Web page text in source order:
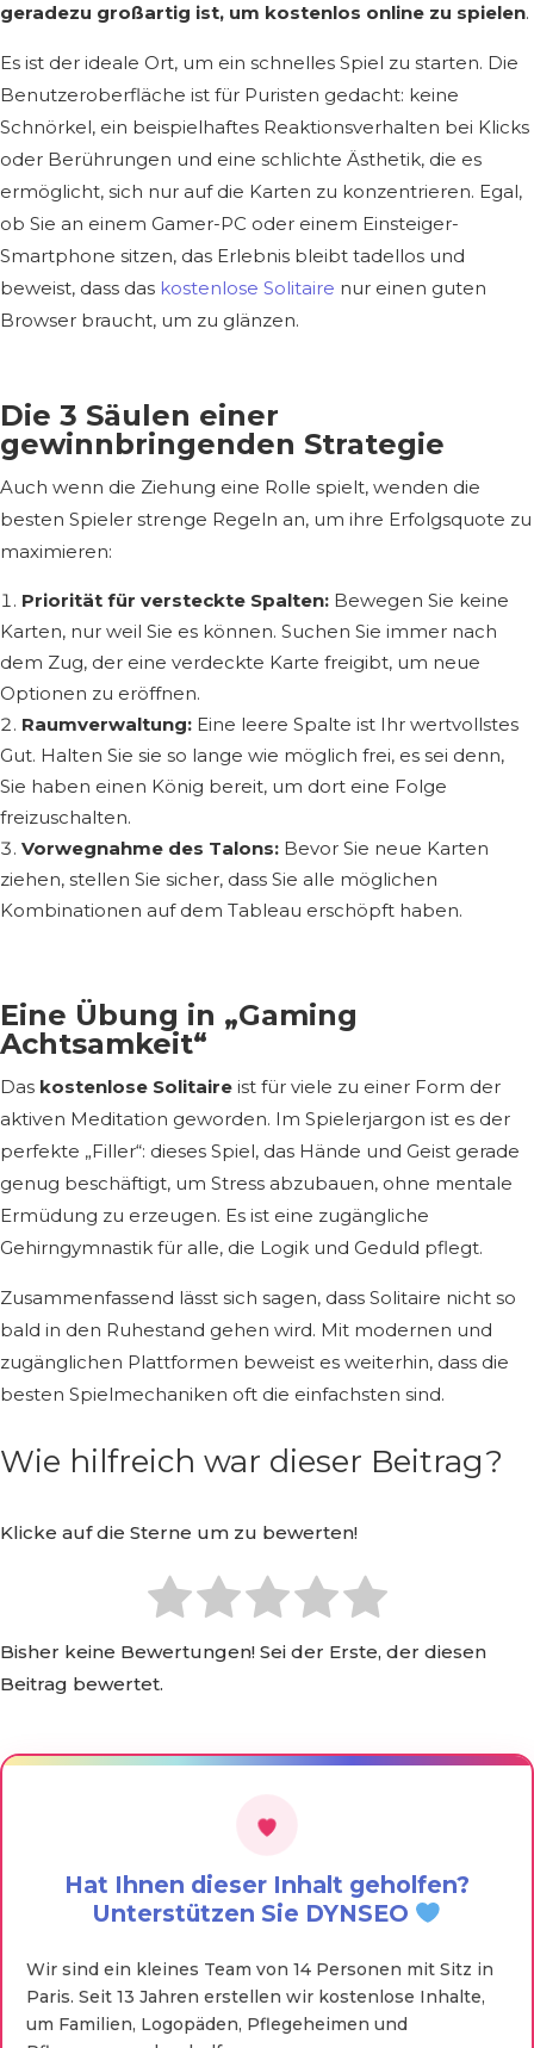
geradezu großartig ist, um kostenlos online zu spielen.
Es ist der ideale Ort, um ein schnelles Spiel zu starten. Die
Benutzeroberfläche ist für Puristen gedacht: keine
Schnörkel, ein beispielhaftes Reaktionsverhalten bei Klicks
oder Berührungen und eine schlichte Ästhetik, die es
ermöglicht, sich nur auf die Karten zu konzentrieren. Egal,
ob Sie an einem Gamer-PC oder einem Einsteiger-
Smartphone sitzen, das Erlebnis bleibt tadellos und
beweist, dass das kostenlose Solitaire nur einen guten
Browser braucht, um zu glänzen.
Die 3 Säulen einer
gewinnbringenden Strategie
Auch wenn die Ziehung eine Rolle spielt, wenden die
besten Spieler strenge Regeln an, um ihre Erfolgsquote zu
maximieren:
Priorität für versteckte Spalten: Bewegen Sie keine
Karten, nur weil Sie es können. Suchen Sie immer nach
dem Zug, der eine verdeckte Karte freigibt, um neue
Optionen zu eröffnen.
Raumverwaltung: Eine leere Spalte ist Ihr wertvollstes
Gut. Halten Sie sie so lange wie möglich frei, es sei denn,
Sie haben einen König bereit, um dort eine Folge
freizuschalten.
Vorwegnahme des Talons: Bevor Sie neue Karten
ziehen, stellen Sie sicher, dass Sie alle möglichen
Kombinationen auf dem Tableau erschöpft haben.
Eine Übung in „Gaming
Achtsamkeit“
Das kostenlose Solitaire ist für viele zu einer Form der
aktiven Meditation geworden. Im Spielerjargon ist es der
perfekte „Filler“: dieses Spiel, das Hände und Geist gerade
genug beschäftigt, um Stress abzubauen, ohne mentale
Ermüdung zu erzeugen. Es ist eine zugängliche
Gehirngymnastik für alle, die Logik und Geduld pflegt.
Zusammenfassend lässt sich sagen, dass Solitaire nicht so
bald in den Ruhestand gehen wird. Mit modernen und
zugänglichen Plattformen beweist es weiterhin, dass die
besten Spielmechaniken oft die einfachsten sind.
Wie hilfreich war dieser Beitrag?
Klicke auf die Sterne um zu bewerten!
Bisher keine Bewertungen! Sei der Erste, der diesen
Beitrag bewertet.
Hat Ihnen dieser Inhalt geholfen?
Unterstützen Sie DYNSEO
Wir sind ein kleines Team von 14 Personen mit Sitz in
Paris. Seit 13 Jahren erstellen wir kostenlose Inhalte,
um Familien, Logopäden, Pflegeheimen und